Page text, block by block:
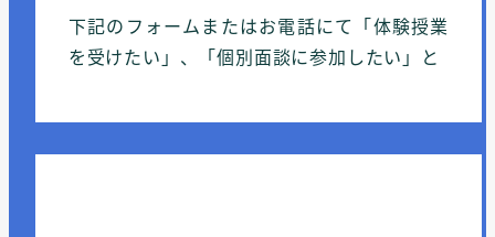
下記のフォームまたはお電話にて「体験授業
を受けたい」、「個別面談に参加したい」と